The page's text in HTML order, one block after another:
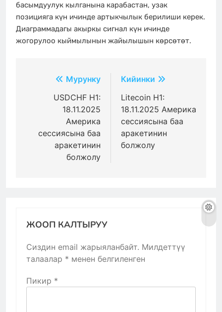
басымдуулук кылганына карабастан, узак
позицияга күн ичинде артыкчылык берилиши керек.
Диаграммадагы акыркы сигнал күн ичинде
жогорулоо кыймылынын жайылышын көрсөтөт.
Жазуулар
боюнча
багыттоо
Мурунку
USDCHF H1:
18.11.2025
Америка
сессиясына баа
аракетинин
болжолу
Кийинки
Litecoin H1:
18.11.2025 Америка
сессиясына баа
аракетинин
болжолу
ЖООП КАЛТЫРУУ
Сиздин email жарыяланбайт. Милдеттүү
талаалар * менен белгиленген
Пикир *